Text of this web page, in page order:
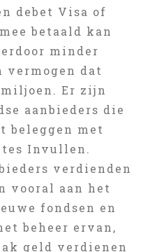
debet Visa of
betaald kan
minder
vermogen dat
Er zijn
aanbieders die
beleggen met
Invullen.
verdienden
vooral aan het
fondsen en
beheer ervan,
geld verdienen